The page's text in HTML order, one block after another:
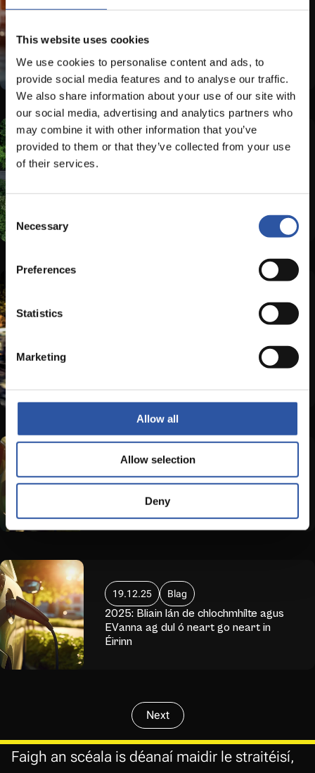
This website uses cookies
We use cookies to personalise content and ads, to
provide social media features and to analyse our traffic.
We also share information about your use of our site with
our social media, advertising and analytics partners who
may combine it with other information that you’ve
provided to them or that they’ve collected from your use
of their services.
Consent
Selection
Necessary
Preferences
Statistics
Marketing
Allow all
Allow selection
Deny
á leathnú ag an Rialtas chun borradh
mór a chur faoin earnáil lóistíochta in
Éirinn
26.02.26 Preaseisiúint
Fógraíonn an tAire O’Brien scéim
tacsaí, hacnaithe agus limisíní chun
2026 agus an Borrradh EV i mí Eanáir
19.12.25 Blag
2025: Bliain lán de chlochmhílte agus
EVanna ag dul ó neart go neart in
Éirinn
Next
page
Next
Faigh an scéala is déanaí maidir le straitéisí,